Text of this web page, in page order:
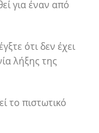
για έναν από
ότι δεν έχει
λήξης της
το πιστωτικό